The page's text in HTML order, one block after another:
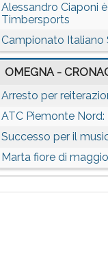
Alessandro Ciaponi
Timbersports
Campionato Italiano
OMEGNA -
Arresto per
ATC Piemonte
Successo per il
Marta fiore di